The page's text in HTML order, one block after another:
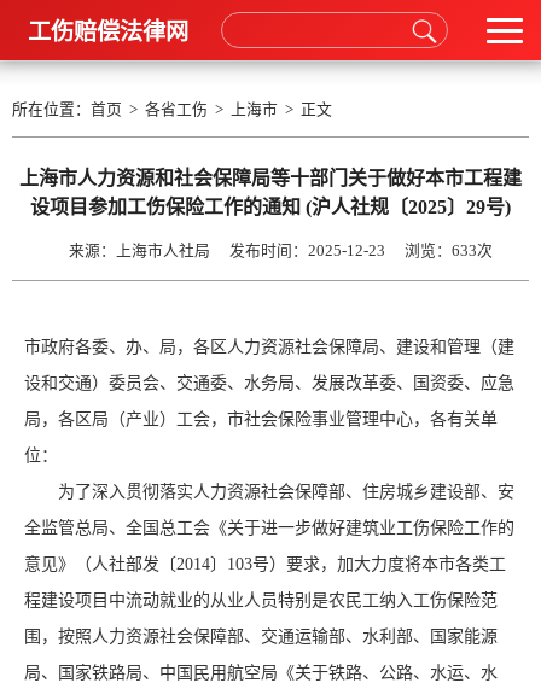
工伤赔偿法律网
所在位置： 首页 > 各省工伤 > 上海市 > 正文
上海市人力资源和社会保障局等十部门关于做好本市工程建
设项目参加工伤保险工作的通知 (沪人社规〔2025〕29号)
来源：上海市人社局 发布时间：2025-12-23 浏览： 633次
市政府各委、办、局，各区人力资源社会保障局、建设和管理（建
设和交通）委员会、交通委、水务局、发展改革委、国资委、应急
局，各区局（产业）工会，市社会保险事业管理中心，各有关单
位：
为了深入贯彻落实人力资源社会保障部、住房城乡建设部、安
全监管总局、全国总工会《关于进一步做好建筑业工伤保险工作的
意见》（人社部发〔2014〕103号）要求，加大力度将本市各类工
程建设项目中流动就业的从业人员特别是农民工纳入工伤保险范
围，按照人力资源社会保障部、交通运输部、水利部、国家能源
局、国家铁路局、中国民用航空局《关于铁路、公路、水运、水